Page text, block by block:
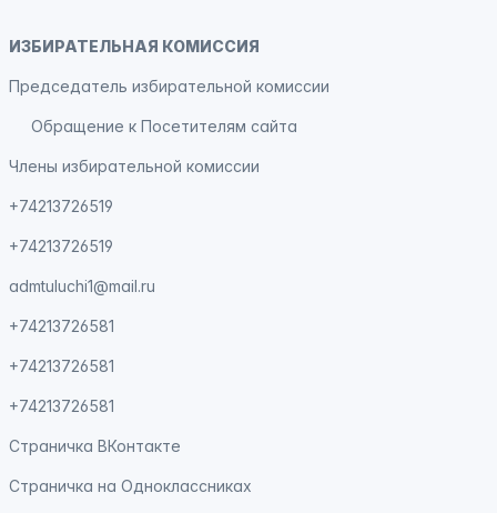
ИЗБИРАТЕЛЬНАЯ КОМИССИЯ
Председатель избирательной комиссии
Обращение к Посетителям сайта
Члены избирательной комиссии
+74213726519
+74213726519
admtuluchi1@mail.ru
+74213726581
+74213726581
+74213726581
Страничка ВКонтакте
Страничка на Одноклассниках